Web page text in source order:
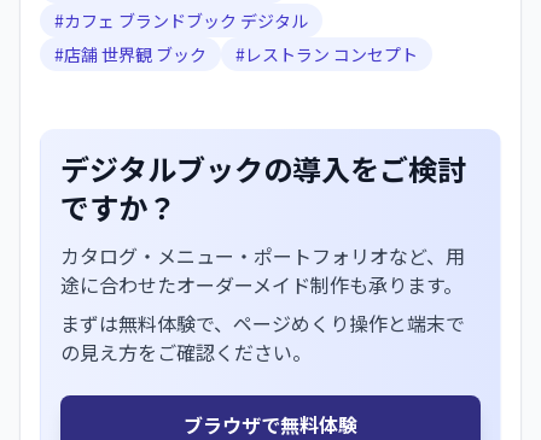
#カフェ ブランドブック デジタル
#店舗 世界観 ブック #レストラン コンセプト
デジタルブックの導入をご検討
ですか？
カタログ・メニュー・ポートフォリオなど、用
途に合わせたオーダーメイド制作も承ります。
まずは無料体験で、ページめくり操作と端末で
の見え方をご確認ください。
ブラウザで無料体験